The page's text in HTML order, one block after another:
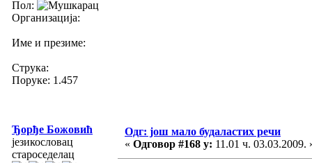
Пол:
Организација:
Име и презиме:
Струка:
Поруке: 1.457
Ђорђе Божовић
језикословац
староседелац
Одг: још мало будаластих речи
« Одговор #168 у: 11.01 ч. 03.03.2009.